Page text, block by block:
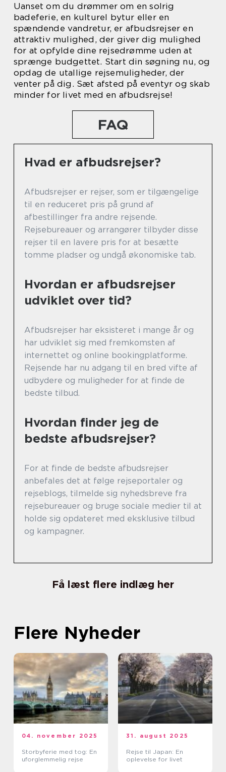
Uanset om du drømmer om en solrig
badeferie, en kulturel bytur eller en
spændende vandretur, er afbudsrejser en
attraktiv mulighed, der giver dig mulighed
for at opfylde dine rejsedrømme uden at
sprænge budgettet. Start din søgning nu, og
opdag de utallige rejsemuligheder, der
venter på dig. Sæt afsted på eventyr og skab
minder for livet med en afbudsrejse!
FAQ
Hvad er afbudsrejser?
Afbudsrejser er rejser, som er tilgængelige
til en reduceret pris på grund af
afbestillinger fra andre rejsende.
Rejsebureauer og arrangører tilbyder disse
rejser til en lavere pris for at besætte
tomme pladser og undgå økonomiske tab.
Hvordan er afbudsrejser
udviklet over tid?
Afbudsrejser har eksisteret i mange år og
har udviklet sig med fremkomsten af
internettet og online bookingplatforme.
Rejsende har nu adgang til en bred vifte af
udbydere og muligheder for at finde de
bedste tilbud.
Hvordan finder jeg de
bedste afbudsrejser?
For at finde de bedste afbudsrejser
anbefales det at følge rejseportaler og
rejseblogs, tilmelde sig nyhedsbreve fra
rejsebureauer og bruge sociale medier til at
holde sig opdateret med eksklusive tilbud
og kampagner.
Få læst flere indlæg her
Flere Nyheder
04. november 2025
Storbyferie med tog: En
uforglemmelig rejse
31. august 2025
Rejse til Japan: En
oplevelse for livet